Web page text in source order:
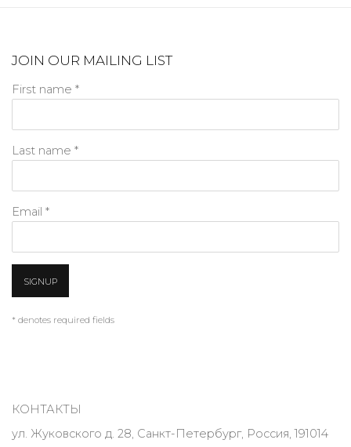
JOIN OUR MAILING LIST
First name *
Last name *
Email *
SIGNUP
* denotes required fields
КОНТАКТЫ
ул. Жуковского д. 28, Санкт-Петербург, Россия, 191014